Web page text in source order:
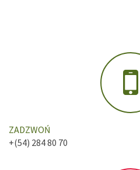
ZADZWOŃ
+(54) 284 80 70